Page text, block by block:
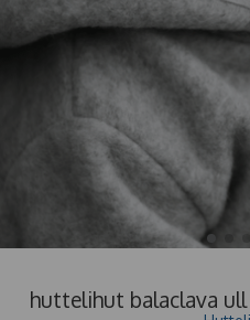
huttelihut balaclava